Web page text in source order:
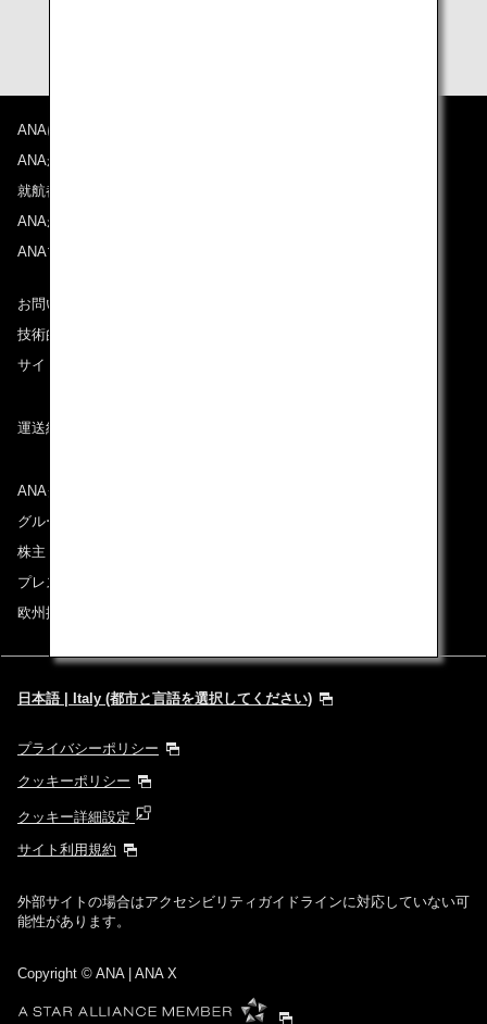
ANAについて
ANAからのお知らせ
就航都市
ANAがお約束する体験
ANAマイレージクラブ
お問い合わせ
技術的なお問い合わせ（推奨環境）
サイトマップ
運送約款
ANAグループについて
グループ企業一覧
株主・投資家情報
プレスリリース
欧州採用情報
日本語 | Italy (都市と言語を選択してください)
プライバシーポリシー
クッキーポリシー
クッキー詳細設定
サイト利用規約
外部サイトの場合はアクセシビリティガイドラインに対応していない可
能性があります。
Copyright © ANA | ANA X